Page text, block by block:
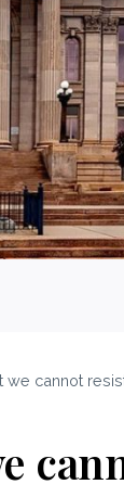
cannot